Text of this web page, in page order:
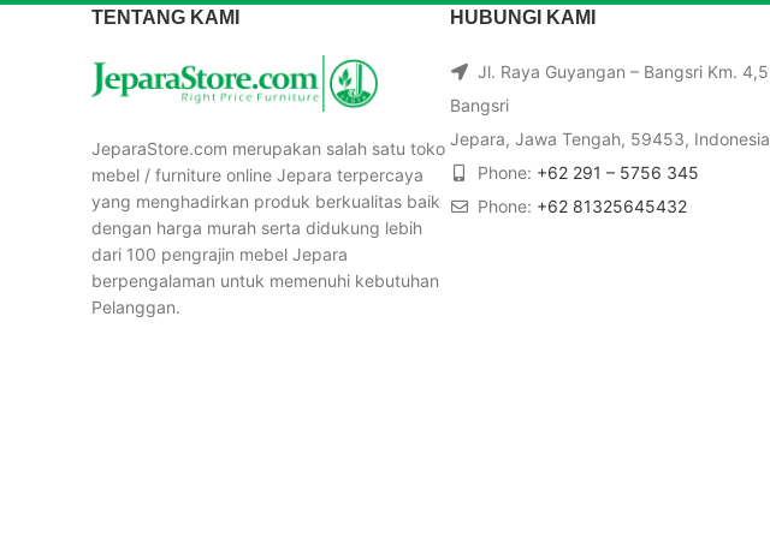
TENTANG KAMI
JeparaStore.com merupakan salah satu toko
mebel / furniture online Jepara terpercaya
yang menghadirkan produk berkualitas baik
dengan harga murah serta didukung lebih
dari 100 pengrajin mebel Jepara
berpengalaman untuk memenuhi kebutuhan
Pelanggan.
HUBUNGI KAMI
Jl. Raya Guyangan – Bangsri Km. 4,5
Bangsri
Jepara, Jawa Tengah, 59453, Indonesia
Phone: +62 291 – 5756 345
Phone: +62 81325645432